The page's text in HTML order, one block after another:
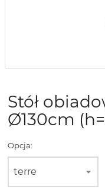
Stół
Ø130cm
Opcja:
terre